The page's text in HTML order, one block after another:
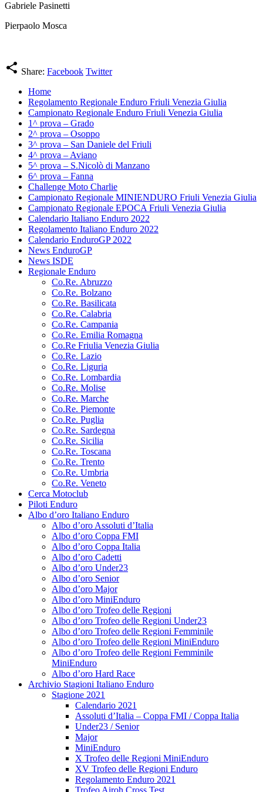
Gabriele Pasinetti
Pierpaolo Mosca
share Share: Facebook Twitter
Home
Regolamento Regionale Enduro Friuli Venezia Giulia
Campionato Regionale Enduro Friuli Venezia Giulia
1^ prova – Grado
2^ prova – Osoppo
3^ prova – San Daniele del Friuli
4^ prova – Aviano
5^ prova – S.Nicolò di Manzano
6^ prova – Fanna
Challenge Moto Charlie
Campionato Regionale MINIENDURO Friuli Venezia Giulia
Campionato Regionale EPOCA Friuli Venezia Giulia
Calendario Italiano Enduro 2022
Regolamento Italiano Enduro 2022
Calendario EnduroGP 2022
News EnduroGP
News ISDE
Regionale Enduro
Co.Re. Abruzzo
Co.Re. Bolzano
Co.Re. Basilicata
Co.Re. Calabria
Co.Re. Campania
Co.Re. Emilia Romagna
Co.Re Friulia Venezia Giulia
Co.Re. Lazio
Co.Re. Liguria
Co.Re. Lombardia
Co.Re. Molise
Co.Re. Marche
Co.Re. Piemonte
Co.Re. Puglia
Co.Re. Sardegna
Co.Re. Sicilia
Co.Re. Toscana
Co.Re. Trento
Co.Re. Umbria
Co.Re. Veneto
Cerca Motoclub
Piloti Enduro
Albo d’oro Italiano Enduro
Albo d’oro Assoluti d’Italia
Albo d’oro Coppa FMI
Albo d’oro Coppa Italia
Albo d’oro Cadetti
Albo d’oro Under23
Albo d’oro Senior
Albo d’oro Major
Albo d’oro MiniEnduro
Albo d’oro Trofeo delle Regioni
Albo d’oro Trofeo delle Regioni Under23
Albo d’oro Trofeo delle Regioni Femminile
Albo d’oro Trofeo delle Regioni MiniEnduro
Albo d’oro Trofeo delle Regioni Femminile
MiniEnduro
Albo d’oro Hard Race
Archivio Stagioni Italiano Enduro
Stagione 2021
Calendario 2021
Assoluti d’Italia – Coppa FMI / Coppa Italia
Under23 / Senior
Major
MiniEnduro
X Trofeo delle Regioni MiniEnduro
XV Trofeo delle Regioni Enduro
Regolamento Enduro 2021
Trofeo Airoh Cross Test